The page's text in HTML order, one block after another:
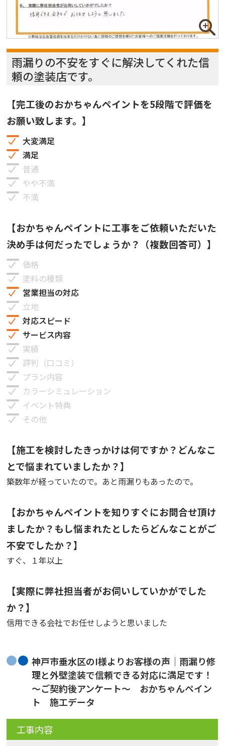
雨漏りの不安をすぐに解決してくれた信
頼の塗装店です。
【完工後のおかちゃんペイントを5段階で評価を
お願い致します。】
大変満足
満足
普通
やや不満
不満
【おかちゃんペイントに工事をご依頼いただいた
決め手は何だったでしょうか？（複数回答可）】
価格
塗料の種類
営業担当の対応
立地
対応スピード
サービス内容
実績
評判（口コミ）
プラン内容
カラーシミュレーション
イベント特典
その他
【施工を検討したきっかけは何ですか？どんなこ
とで悩まれていましたか？】
築数年が経っていたので。あと雨漏りもあったので。
【おかちゃんペイントを知りすぐにお問合せ頂け
ましたか？もし悩まれたとしたらどんなことがご
不安でしたか？】
すぐ、１年以上
【実際に弊社担当者がお伺いしていかがでした
か？】
信用できる会社でお任せしようと思いました
神戸市垂水区のI様よりお客様の声｜雨漏り修
理と外壁塗装で信頼できる対応に満足です！
～ご契約後アンケート～ おかちゃんペイン
ト 施工データ
工事内容